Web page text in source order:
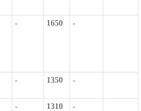
- 1650 -
- 1350 -
- 1310 -